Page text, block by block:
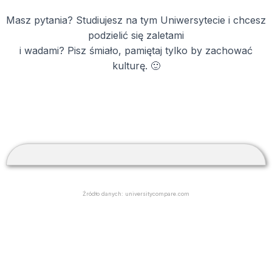
Masz pytania? Studiujesz na tym Uniwersytecie i chcesz
podzielić się zaletami
i wadami? Pisz śmiało, pamiętaj tylko by zachować
kulturę. 🙂
Źródło danych: universitycompare.com